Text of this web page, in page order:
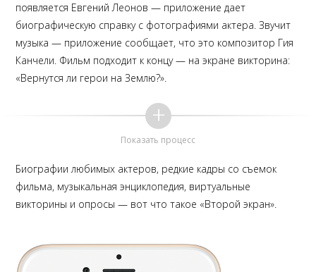
появляется Евгений Леонов — приложение дает
биографическую справку с фотографиями актера. Звучит
музыка — приложение сообщает, что это композитор Гия
Канчели. Фильм подходит к концу — на экране викторина:
«Вернутся ли герои на Землю?».
Показать процесс
Биографии любимых актеров, редкие кадры со съемок
фильма, музыкальная энциклопедия, виртуальные
викторины и опросы — вот что такое «Второй экран».